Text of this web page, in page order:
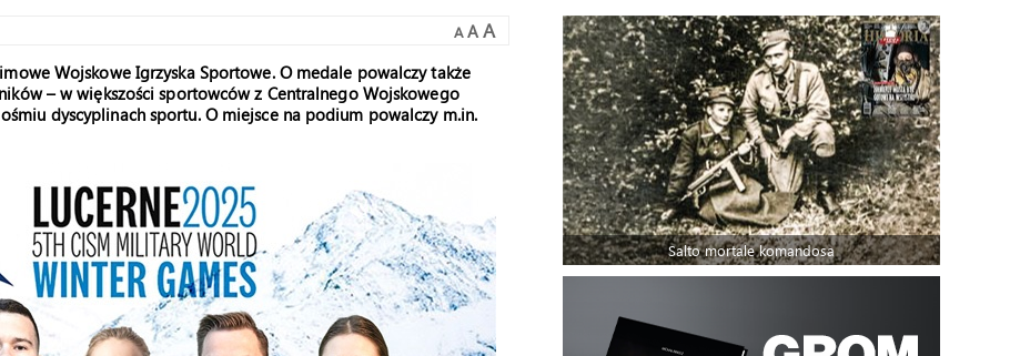
A A A
Wojskowe Igrzyska Sportowe. O medale powalczy także
– w większości sportowców z Centralnego Wojskowego
dyscyplinach sportu. O miejsce na podium powalczy m.in.
Salto mortale komandosa